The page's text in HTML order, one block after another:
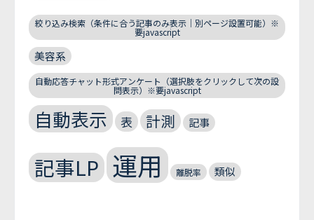
絞り込み検索（条件に合う記事のみ表示｜別ページ設置可能）※
要javascript
美容系
自動応答チャット形式アンケート（選択肢をクリックして次の設
問表示）※要javascript
自動表示 表 計測 記事
記事LP 運用 離脱率 類似